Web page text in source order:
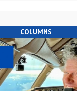
COLUMNS